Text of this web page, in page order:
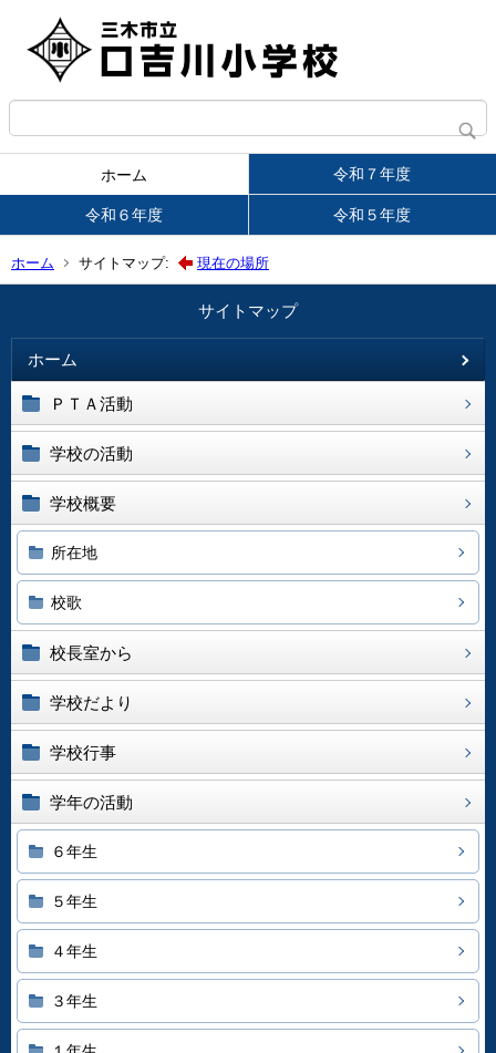
ホーム 令和７年度
令和６年度 令和５年度
ホーム サイトマップ: 現在の場所
サイトマップ
ホーム
ＰＴＡ活動
学校の活動
学校概要
所在地
校歌
校長室から
学校だより
学校行事
学年の活動
６年生
５年生
４年生
３年生